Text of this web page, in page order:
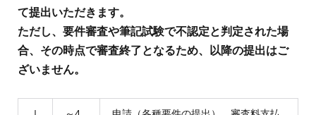
て提出いただきます。
ただし、要件審査や筆記試験で不認定と判定された場
合、その時点で審査終了となるため、以降の提出はご
ざいません。